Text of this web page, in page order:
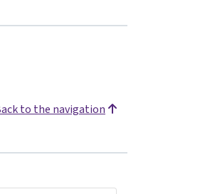
to the navigation